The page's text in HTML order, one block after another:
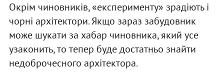
Окрім чиновників, «експерименту» зрадіють і
чорні архітектори. Якщо зараз забудовник
може шукати за хабар чиновника, який усе
узаконить, то тепер буде достатньо знайти
недоброчесного архітектора.